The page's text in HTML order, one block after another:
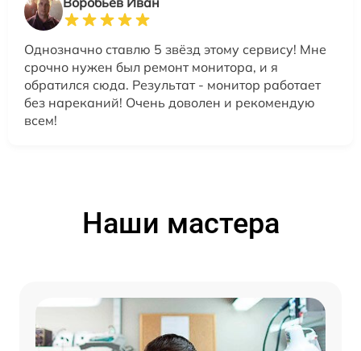
Однозначно ставлю 5 звёзд этому сервису! Мне
срочно нужен был ремонт монитора, и я
обратился сюда. Результат - монитор работает
без нареканий! Очень доволен и рекомендую
всем!
Наши мастера